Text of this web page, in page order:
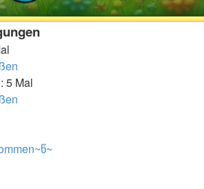
5 Mal